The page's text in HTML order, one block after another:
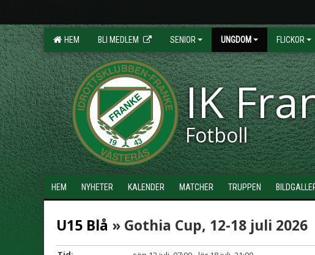
HEM BLI MEDLEM SENIOR UNGDOM FLICKOR
IK
Fotboll
HEM NYHETER KALENDER MATCHER TRUPPEN
U15 Blå » Gothia Cup, 12-18 juli 2026